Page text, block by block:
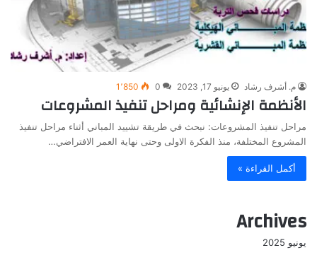
م. أشرف رشاد يونيو 17, 2023 0 1٬850
الأنظمة الإنشائية ومراحل تنفيذ المشروعات
مراحل تنفيذ المشروعات: نبحث في طريقة تشييد المباني أثناء مراحل تنفيذ
المشروع المختلفة، منذ الفكرة الاولى وحتى نهاية العمر الافتراضي…
أكمل القراءة »
Archives
يونيو 2025